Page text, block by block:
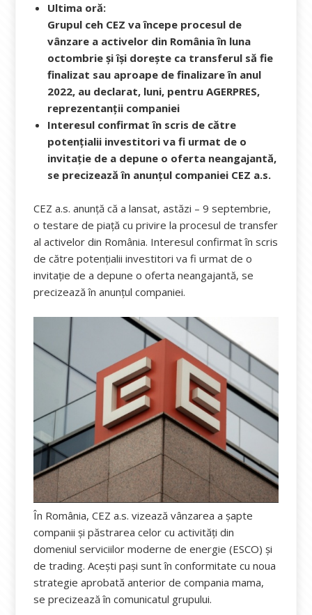
Ultima oră:
Grupul ceh CEZ va începe procesul de
vânzare a activelor din România în luna
octombrie şi îşi doreşte ca transferul să fie
finalizat sau aproape de finalizare în anul
2022, au declarat, luni, pentru AGERPRES,
reprezentanţii companiei
Interesul confirmat în scris de către
potențialii investitori va fi urmat de o
invitație de a depune o oferta neangajantă,
se precizează în anunțul companiei CEZ a.s.
CEZ a.s. anunță că a lansat, astăzi – 9 septembrie,
o testare de piață cu privire la procesul de transfer
al activelor din România. Interesul confirmat în scris
de către potențialii investitori va fi urmat de o
invitație de a depune o oferta neangajantă, se
precizează în anunțul companiei.
În România, CEZ a.s. vizează vânzarea a șapte
companii și păstrarea celor cu activități din
domeniul serviciilor moderne de energie (ESCO) și
de trading. Acești pași sunt în conformitate cu noua
strategie aprobată anterior de compania mama,
se precizează în comunicatul grupului.